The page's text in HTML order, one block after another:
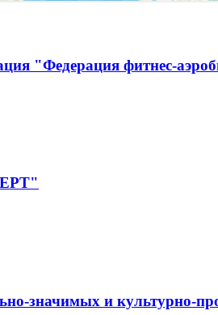
"Федерация фитнес-
значимых и культурно-